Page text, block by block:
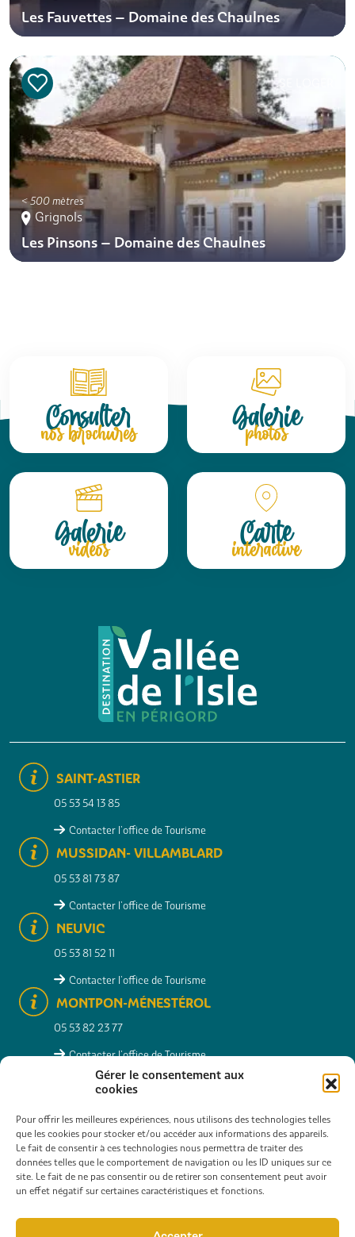
Gérer le consentement aux
cookies
Pour offrir les meilleures expériences, nous utilisons des technologies telles
que les cookies pour stocker et/ou accéder aux informations des appareils.
Le fait de consentir à ces technologies nous permettra de traiter des
données telles que le comportement de navigation ou les ID uniques sur ce
site. Le fait de ne pas consentir ou de retirer son consentement peut avoir
un effet négatif sur certaines caractéristiques et fonctions.
Les Fauvettes – Domaine des Chaulnes
< 500 mètres
Grignols
Les Pinsons – Domaine des Chaulnes
Consulter
nos brochures Galerie
photos
Galerie
vidéos Carte
interactive
SAINT-ASTIER
05 53 54 13 85
Contacter l'office de Tourisme
MUSSIDAN- VILLAMBLARD
05 53 81 73 87
Contacter l'office de Tourisme
NEUVIC
05 53 81 52 11
Contacter l'office de Tourisme
MONTPON-MÉNESTÉROL
05 53 82 23 77
Contacter l'office de Tourisme
RECHERCHER INFOS PRATIQUES CONTACT
CARTE INTERACTIVE GALERIE PHOTOS
CONSULTER NOS BROCHURES ESPACE PRO